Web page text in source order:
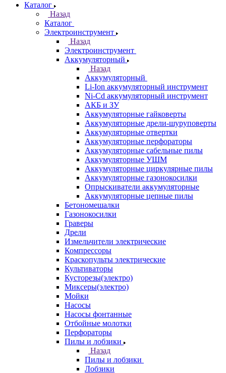
Каталог
Назад
Каталог
Электроинструмент
Назад
Электроинструмент
Аккумуляторный
Назад
Аккумуляторный
Li-Ion аккумуляторный инструмент
Ni-Cd аккумуляторный инструмент
АКБ и ЗУ
Аккумуляторные гайковерты
Аккумуляторные дрели-шуруповерты
Аккумуляторные отвертки
Аккумуляторные перфораторы
Аккумуляторные сабельные пилы
Аккумуляторные УШМ
Аккумуляторные циркулярные пилы
Аккумуляторные газонокосилки
Опрыскиватели аккумуляторные
Аккумуляторные цепные пилы
Бетономешалки
Газонокосилки
Граверы
Дрели
Измельчители электрические
Компрессоры
Краскопульты электрические
Культиваторы
Кусторезы(электро)
Миксеры(электро)
Мойки
Насосы
Насосы фонтанные
Отбойные молотки
Перфораторы
Пилы и лобзики
Назад
Пилы и лобзики
Лобзики